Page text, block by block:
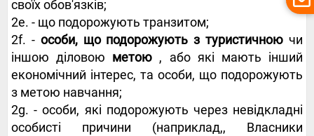
своїх обов'язків;
2е. - що подорожують транзитом;
2f. - особи, що подорожують з туристичною чи
іншою діловою метою , або які мають інший
економічний інтерес, та особи, що подорожують
з метою навчання;
2g. - особи, які подорожують через невідкладні
особисті причини (наприклад,, Власники